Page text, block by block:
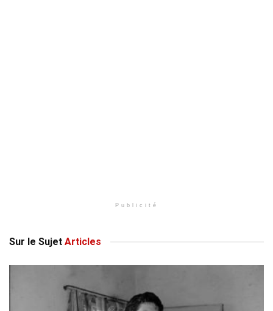
Publicité
Sur le Sujet Articles